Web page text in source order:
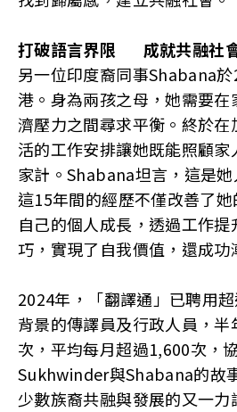
打破語言界限
成就共融社
另一位印度裔同事Shabana
港。身為兩孩之母，她需要
濟壓力之間尋求平衡。終於
活的工作安排讓她既能照顧
家計。Shabana坦言，這是
這15年間的經歷不僅改善了
自己的個人成長，透過工作
巧，實現了自我價值，還成功
2024年，「翻譯通」已聘用
背景的傳譯員及行政人員，
次，平均每月超過1,600次，
Sukhwinder與Shabana的故
少數族裔共融與發展的又一力